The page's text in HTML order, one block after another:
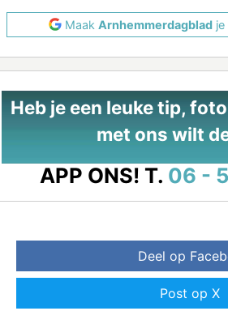
Maak Arnhemmerdagblad
Heb je een leuke tip,
met ons wilt
APP ONS! T. 06 -
Deel op
Post op X